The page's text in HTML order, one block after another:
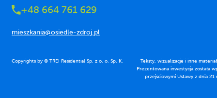
+48 664 761 629
mieszkania@osiedle-zdroj.pl
Copyrights by © TREI Residential Sp. z o. o. Sp. K.
Teksty, wizualizacje i inne
Prezentowana inwestycja została
przejściowymi Ustawy z dnia